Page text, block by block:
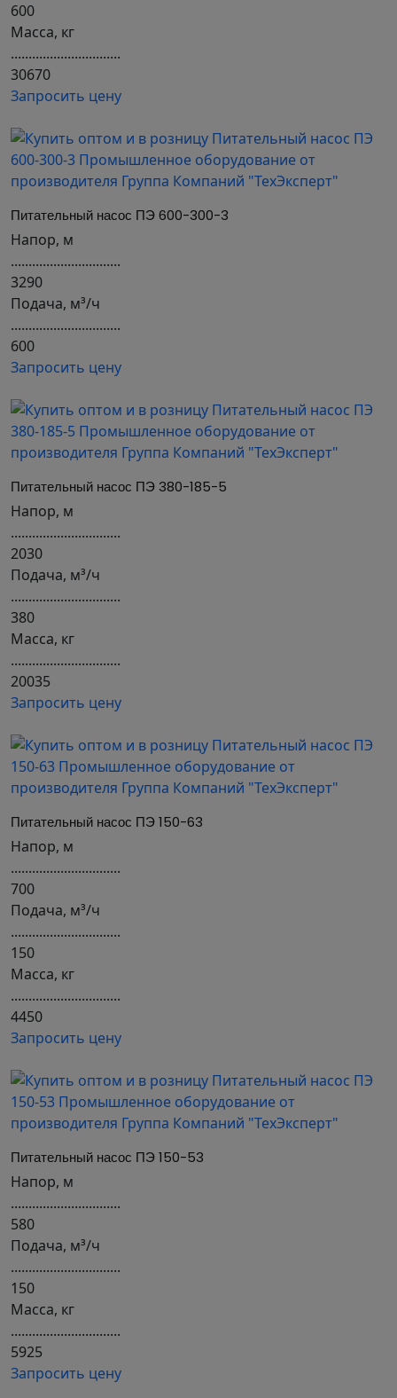
600
Масса, кг
...............................
30670
Запросить цену
Питательный насос ПЭ 600-300-3
Напор, м
...............................
3290
Подача, м³/ч
...............................
600
Запросить цену
Питательный насос ПЭ 380-185-5
Напор, м
...............................
2030
Подача, м³/ч
...............................
380
Масса, кг
...............................
20035
Запросить цену
Питательный насос ПЭ 150-63
Напор, м
...............................
700
Подача, м³/ч
...............................
150
Масса, кг
...............................
4450
Запросить цену
Питательный насос ПЭ 150-53
Напор, м
...............................
580
Подача, м³/ч
...............................
150
Масса, кг
...............................
5925
Запросить цену